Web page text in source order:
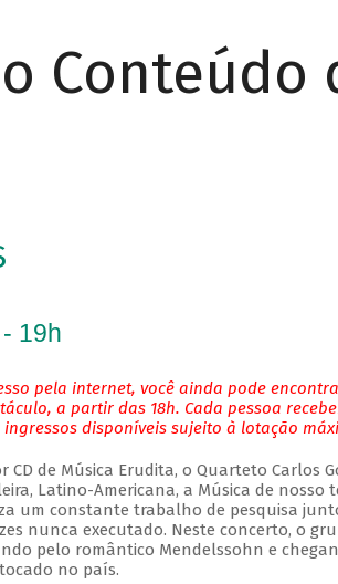
Conteúdo
19h
pela internet, você ainda pode
a partir das 18h. Cada pessoa
disponíveis sujeito à lotação
de Música Erudita, o Quarteto Carlos
Latino-Americana, a Música de nosso
um constante trabalho de pesquisa
nunca executado. Neste concerto, o
pelo romântico Mendelssohn e
no país.